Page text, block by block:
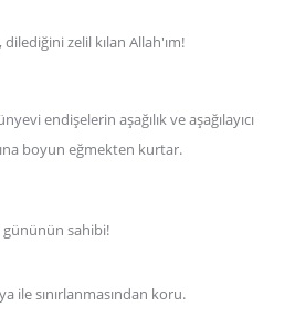
zelil kılan Allah'ım!
endişelerin aşağılık ve aşağılayıcı
boyun eğmekten kurtar.
gününün sahibi!
ile sınırlanmasından koru.